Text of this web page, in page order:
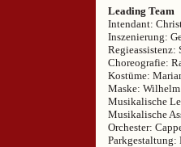
Leading Team
Intendant:
Inszenierung:
Regieassistenz:
Choreografie:
Kostüme:
Maske:
Musikalische
Musikalische
Orchester:
Parkgestaltung: